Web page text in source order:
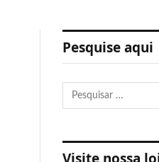
Pesquise aqui